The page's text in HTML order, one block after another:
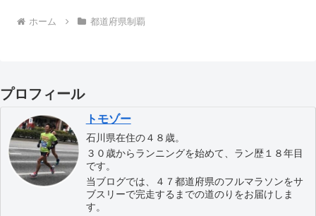
ホーム 都道府県制覇
プロフィール
トモゾー
石川県在住の４８歳。
３０歳からランニングを始めて、ラン歴１８年目
です。
当ブログでは、４７都道府県のフルマラソンをサ
ブスリーで完走するまでの道のりをお届けしま
す。